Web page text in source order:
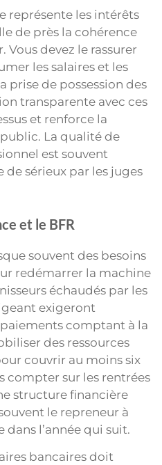
représente les intérêts
de près la cohérence
devez le rassurer
les salaires et les
prise de possession des
transparente avec ces
et renforce la
La qualité de
est souvent
sérieux par les juges
et le BFR
souvent des besoins
redémarrer la machine
échaudés par les
exigeront
comptant à la
des ressources
couvrir au moins six
compter sur les rentrées
structure financière
le repreneur à
l’année qui suit.
bancaires doit